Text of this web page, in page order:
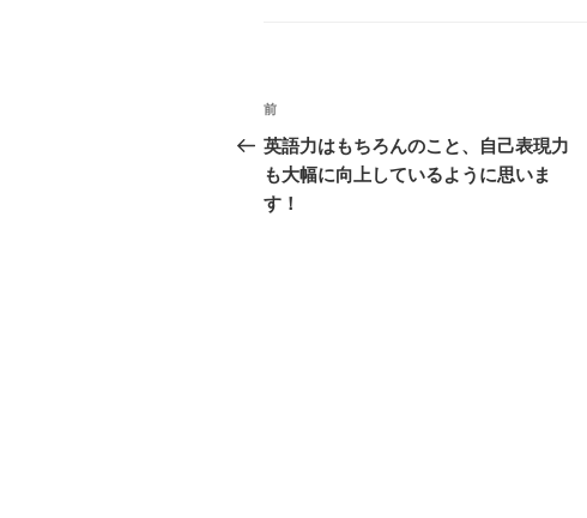
投
稿
ナ
過
去
の
投
前
英語力はもちろんのこと、自己表現力
も大幅に向上しているように思いま
す！